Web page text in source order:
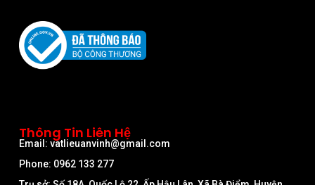
Thông Tin Liên Hệ
Email: vatlieuanvinh@gmail.com
Phone: 0962 133 277